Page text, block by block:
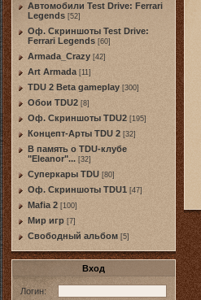
Автомобили Test Drive: Ferrari
Legends [52]
Оф. Скриншоты Test Drive:
Ferrari Legends [60]
Armada_Crazy [42]
Art Armada [11]
TDU 2 Beta gameplay [300]
Обои TDU2 [8]
Оф. Скриншоты TDU2 [195]
Концепт-Арты TDU 2 [32]
В память о TDU-клубе
"Eleanor"... [32]
Суперкары TDU [80]
Оф. Скриншоты TDU1 [47]
Mafia 2 [100]
Мир игр [7]
Свободный альбом [5]
Вход
Логин: